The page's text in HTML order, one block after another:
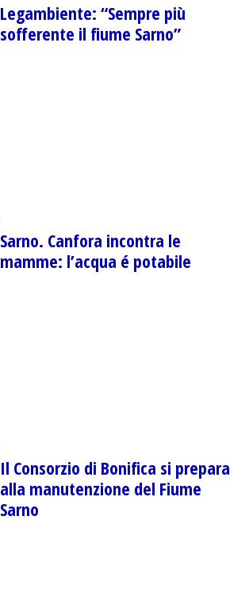
Legambiente: “Sempre più
sofferente il fiume Sarno”
Sarno. Canfora incontra le
mamme: l’acqua é potabile
Il Consorzio di Bonifica si prepara
alla manutenzione del Fiume
Sarno